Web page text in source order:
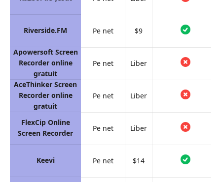
Riverside.FM
Apowersoft Screen
Recorder online
gratuit
AceThinker Screen
Recorder online
gratuit
FlexCip Online
Screen Recorder
Keevi
Pe net $9
Pe net Liber
Pe net Liber
Pe net Liber
Pe net $14